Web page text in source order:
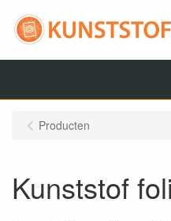
Producten
Kunststof